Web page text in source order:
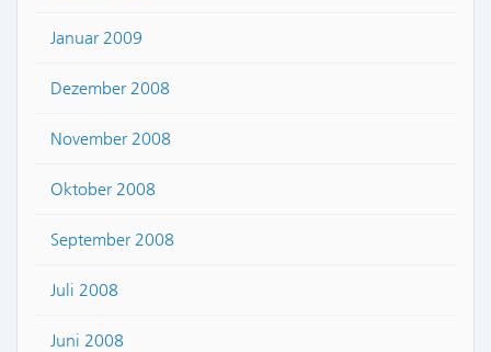
Januar 2009
Dezember 2008
November 2008
Oktober 2008
September 2008
Juli 2008
Juni 2008